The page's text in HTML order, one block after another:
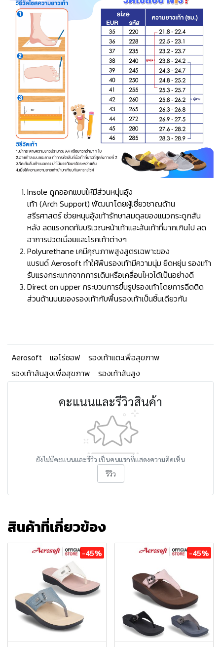
Insole ถูกออกแบบให้มีส่วนหนุ่นอุ้ง
เท้า (Arch Support) พัฒนาโดยผู้เชี่ยวชาญด้าน
สรีรศาสตร์ ช่วยหนุนอุ้งเท้ารักษาสมดุลของแนวกระดูกสัน
หลัง ลดแรงกดทับบริเวณหน้าเท้าและส้นเท้าที่มากเกินไป ลด
อาการปวดเมื่อยและโรคเท้าต่างๆ
Polyurethane เคมีคุณภาพสูงสูตรเฉพาะของ
แบรนด์ Aerosoft ทำให้พืนรองเท้ามีความนุ่ม ยืดหยุ่น รองเท้า
รับแรงกระแทกจากการเดินหรือเคลื่อนไหวได้เป็นอย่างดี
Direct on upper กระบวนการขึ้นรูปรองเท้าโดยการฉีดติด
ส่วนด้านบนของรองเท้ากับพื้นรองเท้าเป็นชิ้นเดียวกัน
Aerosoft แอโร่ซอฟ
รองเท้าแตะเพื่อสุขภาพ
รองเท้าส้นสูงเพื่อสุขภาพ
รองเท้าส้นสูง
คะแนนและรีวิวสินค้า
ยังไม่มีคะแนนและรีวิว เป็นคนแรกที่แสดงความคิดเห็น
รีวิว
สินค้าที่เกี่ยวข้อง
-45% -45%